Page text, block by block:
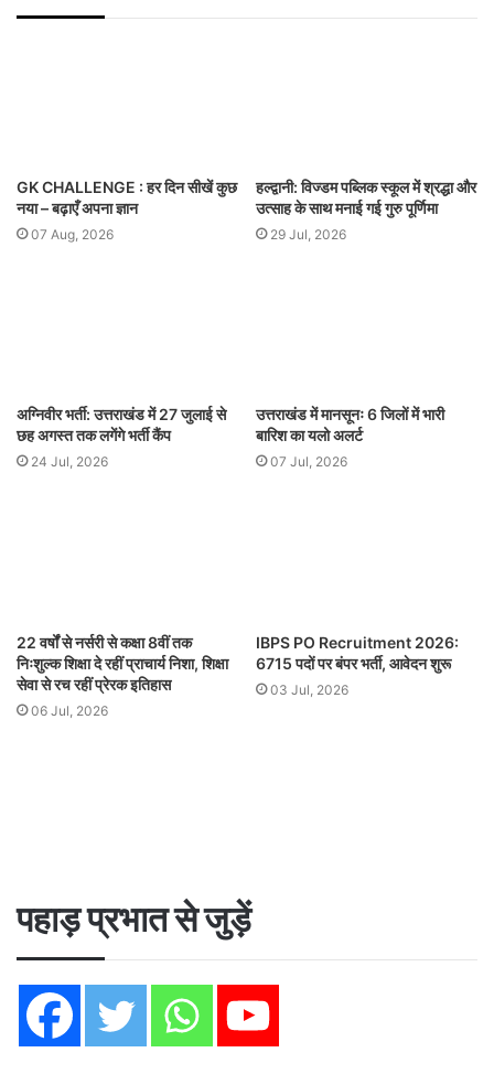
GK CHALLENGE : हर दिन सीखें कुछ
नया – बढ़ाएँ अपना ज्ञान
07 Aug, 2026
हल्द्वानी: विज्डम पब्लिक स्कूल में श्रद्धा और
उत्साह के साथ मनाई गई गुरु पूर्णिमा
29 Jul, 2026
अग्निवीर भर्ती: उत्तराखंड में 27 जुलाई से
छह अगस्त तक लगेंगे भर्ती कैंप
24 Jul, 2026
उत्तराखंड में मानसूनः 6 जिलों में भारी
बारिश का यलो अलर्ट
07 Jul, 2026
22 वर्षों से नर्सरी से कक्षा 8वीं तक
निःशुल्क शिक्षा दे रहीं प्राचार्य निशा, शिक्षा
सेवा से रच रहीं प्रेरक इतिहास
06 Jul, 2026
IBPS PO Recruitment 2026:
6715 पदों पर बंपर भर्ती, आवेदन शुरू
03 Jul, 2026
पहाड़ प्रभात से जुड़ें